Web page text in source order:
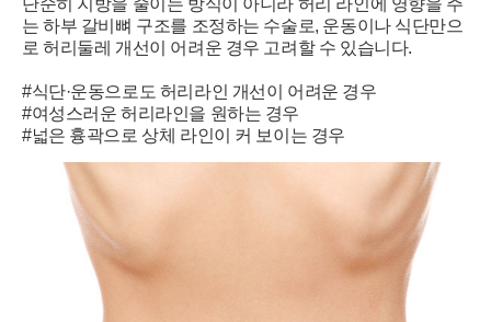
는 하부 갈비뼈 구조를 조정하는 수술로, 운동이나 식단만으
로 허리둘레 개선이 어려운 경우 고려할 수 있습니다.
#식단·운동으로도 허리라인 개선이 어려운 경우
#여성스러운 허리라인을 원하는 경우
#넓은 흉곽으로 상체 라인이 커 보이는 경우